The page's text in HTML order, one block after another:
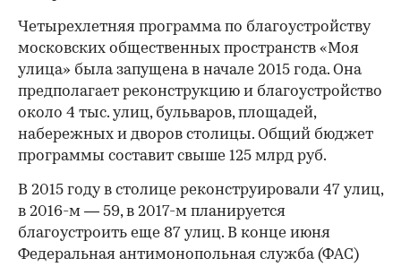
Четырехлетняя программа по благоустройству
московских общественных пространств «Моя
улица» была запущена в начале 2015 года. Она
предполагает реконструкцию и благоустройство
около 4 тыс. улиц, бульваров, площадей,
набережных и дворов столицы. Общий бюджет
программы составит свыше 125 млрд руб.
В 2015 году в столице реконструировали 47 улиц,
в 2016-м — 59, в 2017-м планируется
благоустроить еще 87 улиц. В конце июня
Федеральная антимонопольная служба (ФАС)